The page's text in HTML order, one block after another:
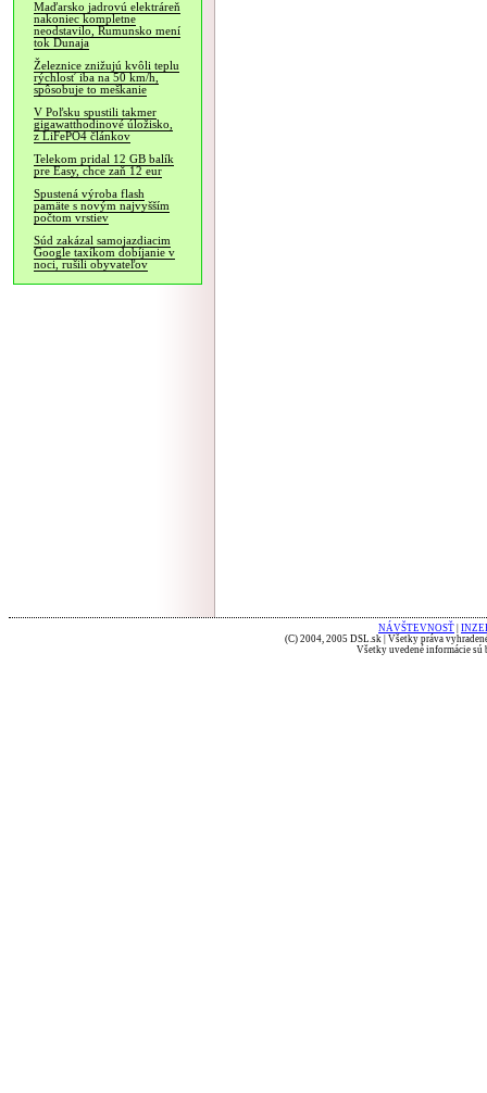
Maďarsko jadrovú elektráreň
nakoniec kompletne
neodstavilo, Rumunsko mení
tok Dunaja
Železnice znižujú kvôli teplu
rýchlosť iba na 50 km/h,
spôsobuje to meškanie
V Poľsku spustili takmer
gigawatthodinové úložisko,
z LiFePO4 článkov
Telekom pridal 12 GB balík
pre Easy, chce zaň 12 eur
Spustená výroba flash
pamäte s novým najvyšším
počtom vrstiev
Súd zakázal samojazdiacim
Google taxíkom dobíjanie v
noci, rušili obyvateľov
NÁVŠTEVNOSŤ
(C) 2004, 2005 DSL.sk | Všetky práva
Všetky uvedené informácie sú